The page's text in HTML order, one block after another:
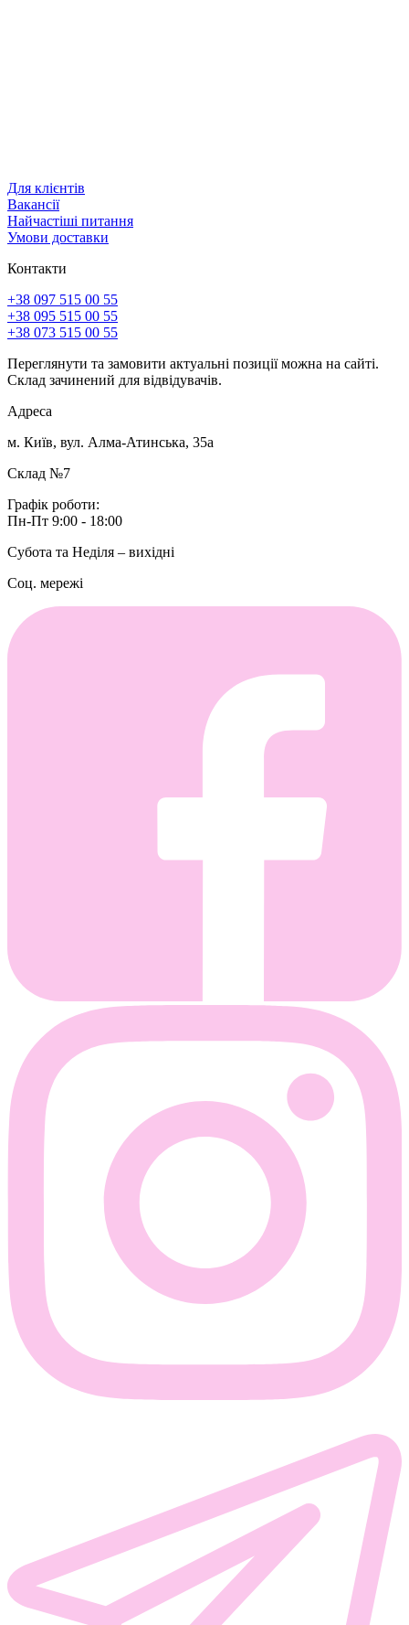
Для клієнтів
Вакансії
Найчастіші питання
Умови доставки
Контакти
+38 097 515 00 55
+38 095 515 00 55
+38 073 515 00 55
Переглянути та замовити актуальні позиції можна на сайті.
Склад зачинений для відвідувачів.
Адреса
м. Київ, вул. Алма-Атинська, 35а
Склад №7
Графік роботи:
Пн-Пт 9:00 - 18:00
Субота та Неділя – вихідні
Соц. мережі